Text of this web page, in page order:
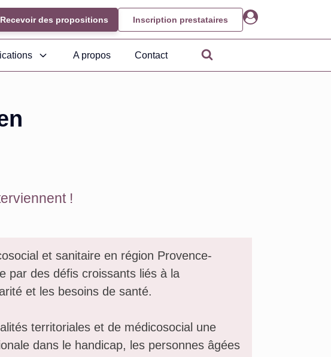
Recevoir des propositions Inscription prestataires
A propos Contact
!
et sanitaire en région Provence-
par des défis croissants liés à la
et les besoins de santé.
territoriales et de médicosocial une
dans le handicap, les personnes âgées